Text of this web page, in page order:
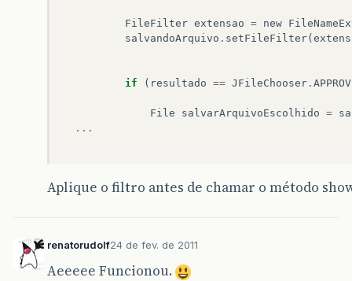
FileFilter extensao = new
salvandoArquivo . setFileFilter(
if ( resultado == JFileChooser .
File salvarArquivoEscolhido =
...
Aplique o filtro antes de chamar o método
renatorudolf24 de fev. de 2011
Aeeeee Funcionou.